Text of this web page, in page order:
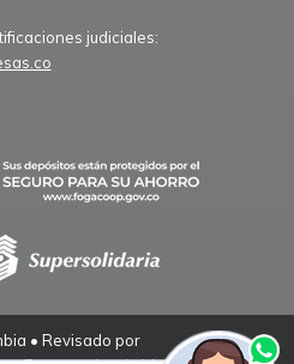
judiciales:
• Revisado por